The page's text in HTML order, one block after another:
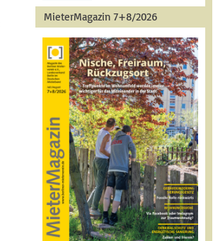
MieterMagazin 7+8/2026